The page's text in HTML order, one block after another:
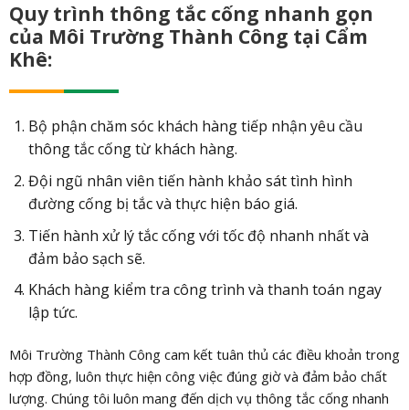
Quy trình thông tắc cống nhanh gọn
của Môi Trường Thành Công tại Cẩm
Khê:
Bộ phận chăm sóc khách hàng tiếp nhận yêu cầu
thông tắc cống từ khách hàng.
Đội ngũ nhân viên tiến hành khảo sát tình hình
đường cống bị tắc và thực hiện báo giá.
Tiến hành xử lý tắc cống với tốc độ nhanh nhất và
đảm bảo sạch sẽ.
Khách hàng kiểm tra công trình và thanh toán ngay
lập tức.
Môi Trường Thành Công cam kết tuân thủ các điều khoản trong
hợp đồng, luôn thực hiện công việc đúng giờ và đảm bảo chất
lượng. Chúng tôi luôn mang đến dịch vụ thông tắc cống nhanh